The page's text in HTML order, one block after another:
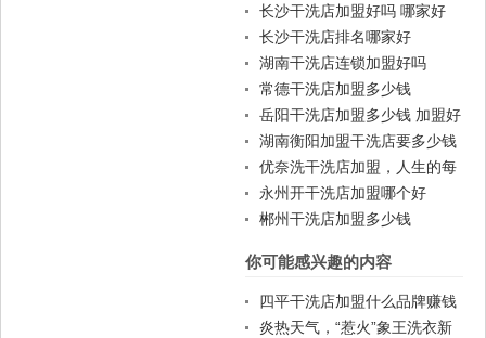
即可开店
长沙干洗店加盟好吗 哪家好
长沙干洗店排名哪家好
湖南干洗店连锁加盟好吗
常德干洗店加盟多少钱
岳阳干洗店加盟多少钱 加盟好
吗
湖南衡阳加盟干洗店要多少钱
优奈洗干洗店加盟，人生的每
一个抉择都是至关重要---慎重
永州开干洗店加盟哪个好
郴州干洗店加盟多少钱
你可能感兴趣的内容
四平干洗店加盟什么品牌赚钱
吗？
炎热天气，“惹火”象王洗衣新